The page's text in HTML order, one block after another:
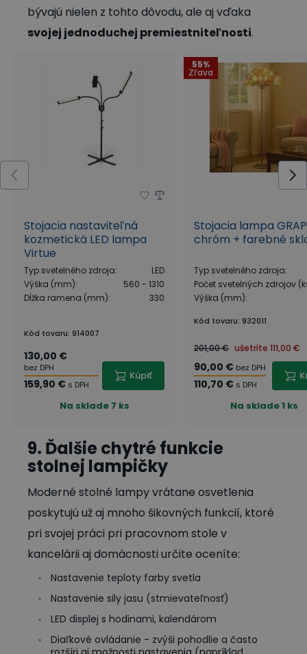
bývajú nielen z tohto dôvodu, ale aj vďaka
svojej jednoduchej premiestniteľnosti.
Stojacia nastaviteľná
kozmetická LED lampa
Virtue
Typ svetelného zdroja:
LED
Výška (mm):
560 - 1310
Dĺžka ramena (mm): 330
Kód tovaru: 914007
130,00 €
bez DPH
159,90 € s DPH
Kúpiť
Na sklade 7 ks
55%
Zľava
Stojacia lampa
chróm + farebné
Typ svetelného zdroja:
Počet svetelných zdrojov
Výška (mm):
Kód tovaru: 932011
201,00 € ušetríte 111,00 €
90,00 € bez DPH
110,70 € s DPH
Na sklade1 ks
9. Ďalšie chytré funkcie
stolnej lampičky
Moderné stolné lampy vrátane osvetlenia
poskytujú už aj mnoho šikovných funkcií, ktoré
pri svojej práci pri pracovnom stole v
kancelárii aj domácnosti určite oceníte:
Nastavenie teploty farby svetla
Nastavenie sily jasu (stmievateľnosť)
LED displej s hodinami, kalendárom
Diaľkové ovládanie - zvýši pohodlie a často